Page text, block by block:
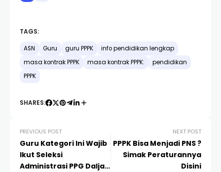
TAGS:
ASN Guru guru PPPK
info pendidikan lengkap
masa kontrak PPPK
masa kontrak PPPK:
pendidikan
PPPK
SHARES:
PREVIOUS POST
Guru Kategori Ini Wajib
Ikut Seleksi
Administrasi PPG Daljab
NEXT POST
PPPK Bisa Menjadi PNS ?
Simak Peraturannya
Disini